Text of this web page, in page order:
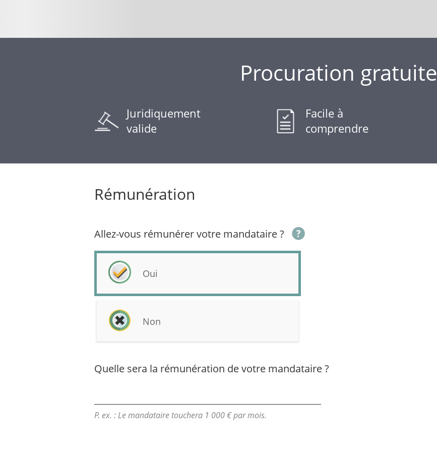
Procuration gratuite
Juridiquement
valide
Facile à
comprendre
Rémunération
Allez-vous rémunérer votre mandataire ?
Oui
Non
Quelle sera la rémunération de votre mandataire ?
P. ex. : Le mandataire touchera 1 000 € par mois.